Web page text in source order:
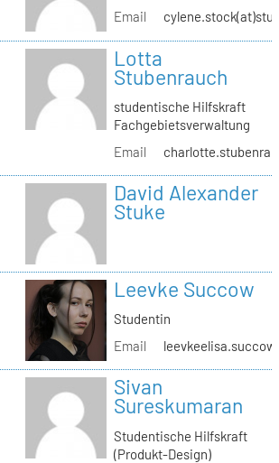
Email
Lotta
Stubenrauch
studentische Hilfskraft
Fachgebietsverwaltung
Email
David Alexander
Stuke
Leevke Succow
Studentin
Email
Sivan
Sureskumaran
Studentische Hilfskraft
(Produkt-Design)